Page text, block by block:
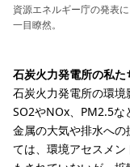
資源エネルギー庁の発表
一目瞭然。
石炭火力発電所の私た
石炭火力発電所の環境
SO2やNOx、PM2.5な
金属の大気や排水へ
ては、環境アセスメ